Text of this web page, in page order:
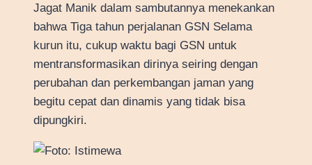
Jagat Manik dalam sambutannya menekankan
bahwa Tiga tahun perjalanan GSN Selama
kurun itu, cukup waktu bagi GSN untuk
mentransformasikan dirinya seiring dengan
perubahan dan perkembangan jaman yang
begitu cepat dan dinamis yang tidak bisa
dipungkiri.